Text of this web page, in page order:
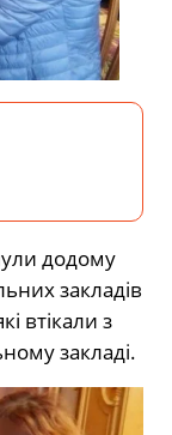
додому
закладів
втікали з
закладі.